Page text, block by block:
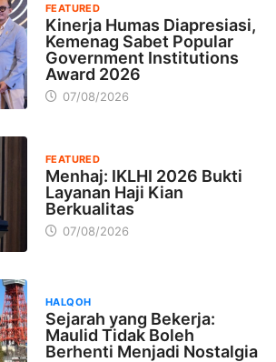
FEATURED
Kinerja Humas Diapresiasi,
Kemenag Sabet Popular
Government Institutions
Award 2026
07/08/2026
FEATURED
Menhaj: IKLHI 2026 Bukti
Layanan Haji Kian
Berkualitas
07/08/2026
HALQOH
Sejarah yang Bekerja:
Maulid Tidak Boleh
Berhenti Menjadi Nostalgia